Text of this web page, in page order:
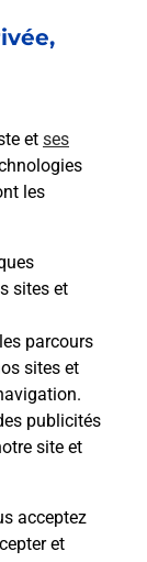
et ses
les
sites et
parcours
sites et
publicités
site et
acceptez
et
l’intérieur
NICE
une